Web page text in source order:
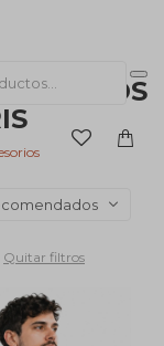
REGALOS
Quitar filtros